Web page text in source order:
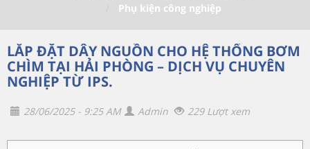
Phụ kiện công nghiệp
LẮP ĐẶT DÂY NGUỒN CHO HỆ THỐNG BƠM
CHÌM TẠI HẢI PHÒNG – DỊCH VỤ CHUYÊN
NGHIỆP TỪ IPS.
28/06/2025 - 9:25 AM Admin 229 Lượt xem